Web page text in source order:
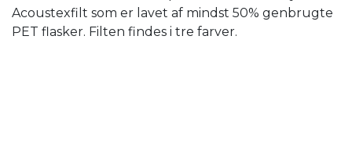
Acoustexfilt som er lavet af mindst 50% genbrugte
PET flasker. Filten findes i tre farver.